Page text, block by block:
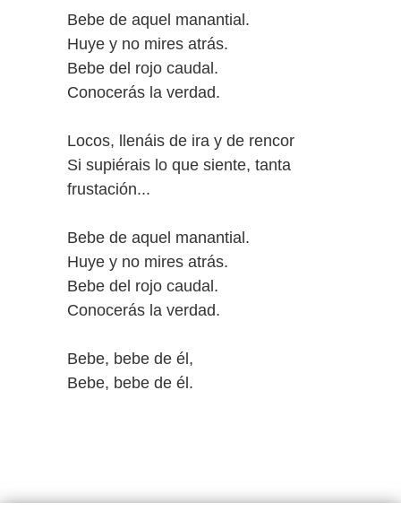
Bebe de aquel manantial.
Huye y no mires atrás.
Bebe del rojo caudal.
Conocerás la verdad.
Locos, llenáis de ira y de rencor
Si supiérais lo que siente, tanta
frustación...
Bebe de aquel manantial.
Huye y no mires atrás.
Bebe del rojo caudal.
Conocerás la verdad.
Bebe, bebe de él,
Bebe, bebe de él.